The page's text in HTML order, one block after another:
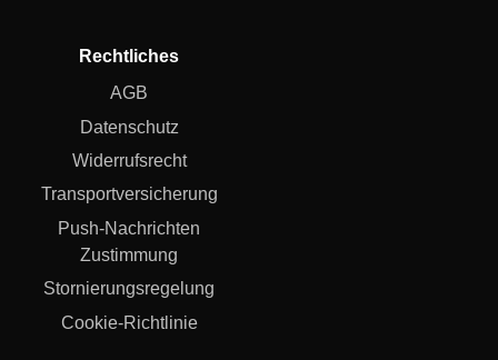
Rechtliches
AGB
Datenschutz
Widerrufsrecht
Transportversicherung
Push-Nachrichten
Zustimmung
Stornierungsregelung
Cookie-Richtlinie